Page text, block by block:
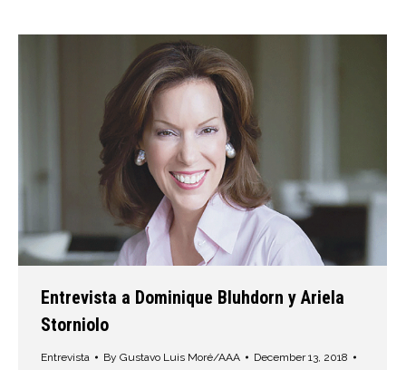
Entrevista a Dominique Bluhdorn y Ariela
Storniolo
Entrevista By Gustavo Luis Moré/AAA
December 13, 2018